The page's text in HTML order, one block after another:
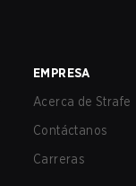
EMPRESA
Acerca de Strafe
Contáctanos
Carreras